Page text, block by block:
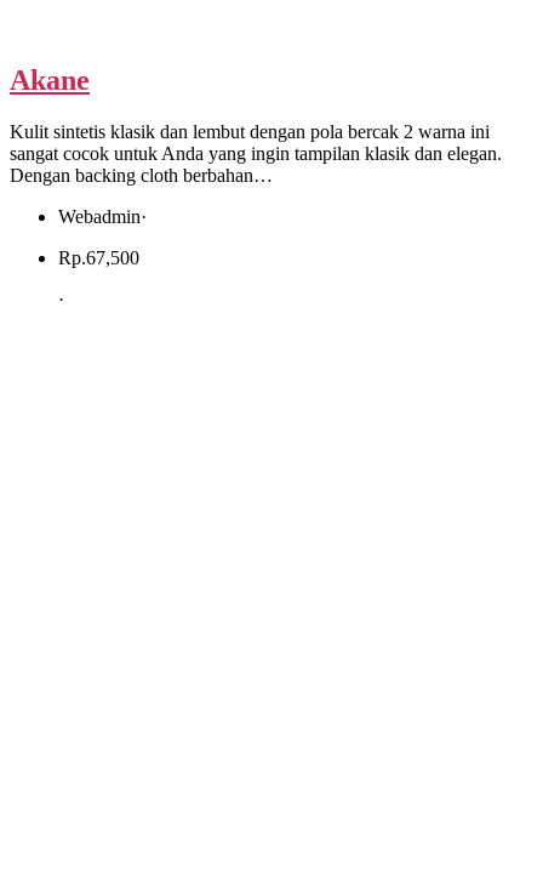
Akane
Kulit sintetis klasik dan lembut dengan pola bercak 2 warna ini
sangat cocok untuk Anda yang ingin tampilan klasik dan elegan.
Dengan backing cloth berbahan…
Webadmin·
Rp.67,500
·